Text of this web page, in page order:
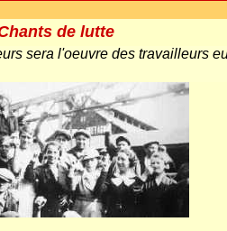
de lutte
sera l'oeuvre des travailleurs